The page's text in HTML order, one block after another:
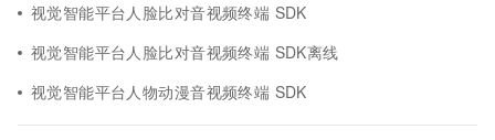
视觉智能平台人脸比对音视频终端 SDK
视觉智能平台人脸比对音视频终端 SDK离线
视觉智能平台人物动漫音视频终端 SDK